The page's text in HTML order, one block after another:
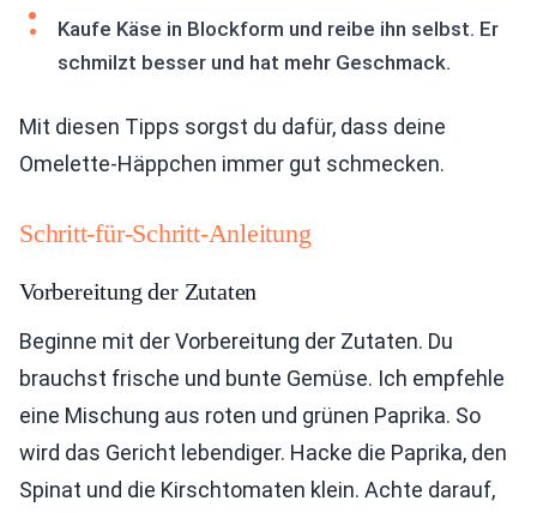
Kaufe Käse in Blockform und reibe ihn selbst. Er
schmilzt besser und hat mehr Geschmack.
Mit diesen Tipps sorgst du dafür, dass deine
Omelette-Häppchen immer gut schmecken.
Schritt-für-Schritt-Anleitung
Vorbereitung der Zutaten
Beginne mit der Vorbereitung der Zutaten. Du
brauchst frische und bunte Gemüse. Ich empfehle
eine Mischung aus roten und grünen Paprika. So
wird das Gericht lebendiger. Hacke die Paprika, den
Spinat und die Kirschtomaten klein. Achte darauf,